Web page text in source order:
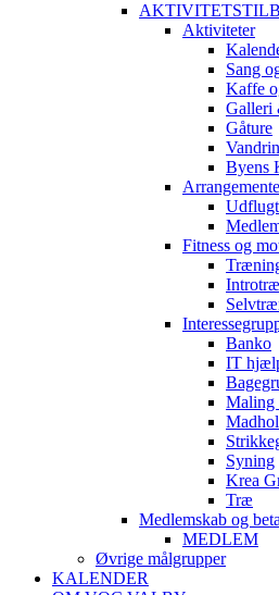
Aktiviteter
Sang
Kaffe
Galleri
Gåture
Byens
Fitness og
Banko
IT
Maling
Syning
Krea
Træ
Medlemskab og
MEDLEM
Øvrige målgrupper
KALENDER